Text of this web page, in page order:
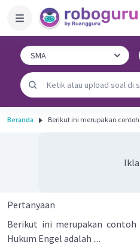
Beranda Berikut ini merupakan
Pertanyaan
Berikut ini merupakan
Hukum Engel adalah ....